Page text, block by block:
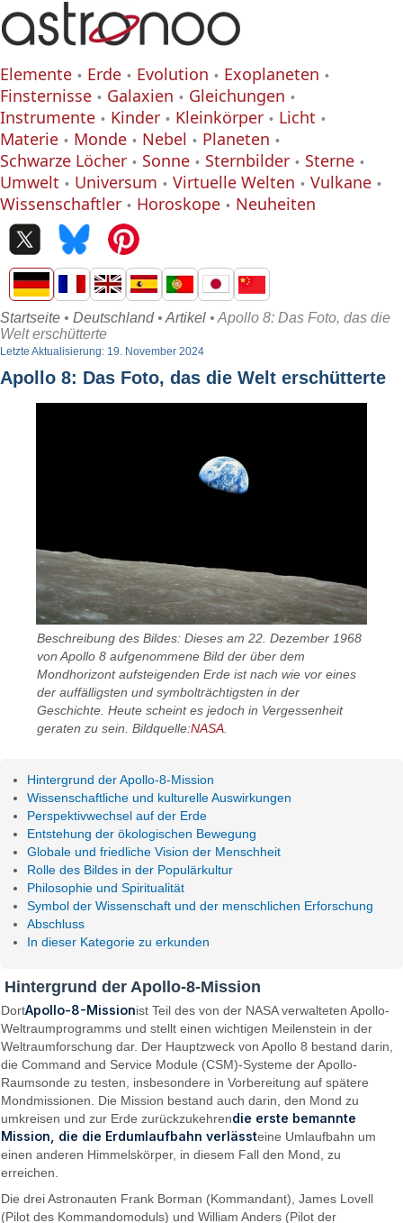
Elemente Erde Evolution
Exoplaneten
Finsternisse
Galaxien
Gleichungen
Instrumente
Kinder Kleinkörper
Licht
Materie
Monde Nebel
Planeten
Schwarze Löcher
Sonne Sternbilder
Sterne
Umwelt
Universum Virtuelle Welten
Vulkane
Wissenschaftler
Horoskope Neuheiten
Startseite • Deutschland• Artikel • Apollo 8: Das Foto, das die
Welt erschütterte
Letzte Aktualisierung: 19. November 2024
Apollo 8: Das Foto, das die Welt erschütterte
Beschreibung des Bildes: Dieses am 22. Dezember 1968
von Apollo 8 aufgenommene Bild der über dem
Mondhorizont aufsteigenden Erde ist nach wie vor eines
der auffälligsten und symbolträchtigsten in der
Geschichte. Heute scheint es jedoch in Vergessenheit
geraten zu sein. Bildquelle:NASA.
Hintergrund der Apollo-8-Mission
Wissenschaftliche und kulturelle Auswirkungen
Perspektivwechsel auf der Erde
Entstehung der ökologischen Bewegung
Globale und friedliche Vision der Menschheit
Rolle des Bildes in der Populärkultur
Philosophie und Spiritualität
Symbol der Wissenschaft und der menschlichen Erforschung
Abschluss
In dieser Kategorie zu erkunden
Hintergrund der Apollo-8-Mission
DortApollo-8-Missionist Teil des von der NASA verwalteten Apollo-
Weltraumprogramms und stellt einen wichtigen Meilenstein in der
Weltraumforschung dar. Der Hauptzweck von Apollo 8 bestand darin,
die Command and Service Module (CSM)-Systeme der Apollo-
Raumsonde zu testen, insbesondere in Vorbereitung auf spätere
Mondmissionen. Die Mission bestand auch darin, den Mond zu
umkreisen und zur Erde zurückzukehrendie erste bemannte
Mission, die die Erdumlaufbahn verlässteine Umlaufbahn um
einen anderen Himmelskörper, in diesem Fall den Mond, zu
erreichen.
Die drei Astronauten Frank Borman (Kommandant), James Lovell
(Pilot des Kommandomoduls) und William Anders (Pilot der